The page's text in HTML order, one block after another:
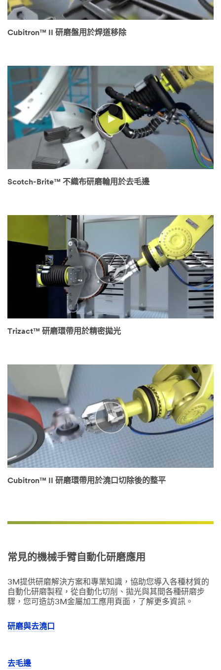
Cubitron™ II 研磨盤用於焊道移除
Scotch-Brite™ 不織布研磨輪用於去毛邊
Trizact™ 研磨環帶用於精密拋光
Cubitron™ II 研磨環帶用於澆口切除後的整平
常見的機械手臂自動化研磨應用
3M提供研磨解決方案和專業知識，協助您導入各種材質的
自動化研磨製程，從自動化切削、拋光與其間各種研磨步
驟，您可造訪3M金屬加工應用頁面，了解更多資訊。
研磨與去澆口
去毛邊